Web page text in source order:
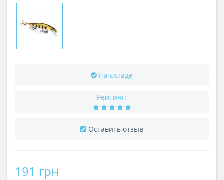
На складе
Рейтинг:
Оставить отзыв
191 грн